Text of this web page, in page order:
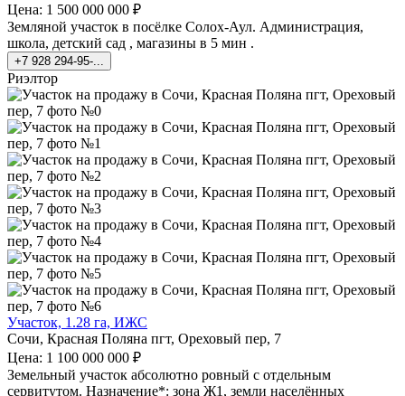
Цена: 1 500 000 000 ₽
Земляной участок в посёлке Солох-Аул. Администрация,
школа, детский сад , магазины в 5 мин .
+7 928 294-95-...
Риэлтор
Участок, 1.28 га, ИЖС
Сочи, Красная Поляна пгт, Ореховый пер, 7
Цена: 1 100 000 000 ₽
Земельный участок абсолютно ровный с отдельным
сервитутом. Назначение*: зона Ж1, земли населённых